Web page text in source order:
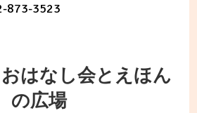
3523
はなし会とえほん
の広場